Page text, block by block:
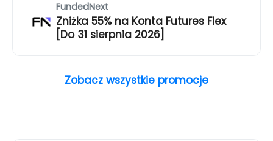
FundedNext
Zniżka 55% na Konta Futures Flex
[Do 31 sierpnia 2026]
Zobacz wszystkie promocje